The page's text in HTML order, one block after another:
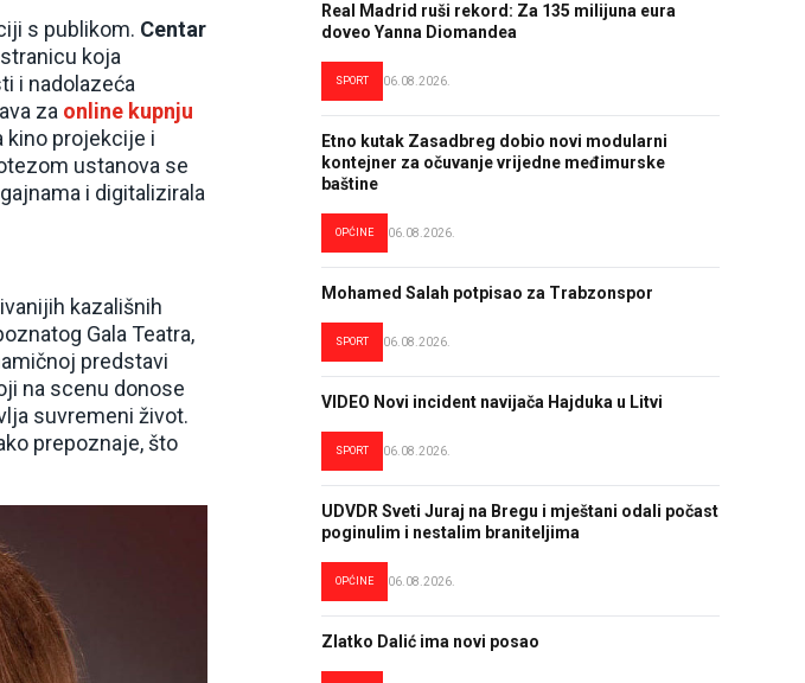
s publikom. Centar
koja
i nadolazeća
za online kupnju
kino projekcije i
ustanova se
i digitalizirala
kazališnih
Gala Teatra,
predstavi
na scenu donose
suvremeni život.
prepoznaje, što
Real Madrid ruši rekord: Za 135 milijuna eura
doveo Yanna Diomandea
SPORT 06.08.2026.
Etno kutak Zasadbreg dobio novi modularni
kontejner za očuvanje vrijedne međimurske
baštine
OPĆINE 06.08.2026.
Mohamed Salah potpisao za Trabzonspor
SPORT 06.08.2026.
VIDEO Novi incident navijača Hajduka u Litvi
SPORT 06.08.2026.
UDVDR Sveti Juraj na Bregu i mještani odali počast
poginulim i nestalim braniteljima
OPĆINE 06.08.2026.
Zlatko Dalić ima novi posao